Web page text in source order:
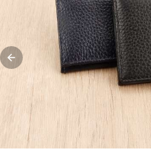
Previous slide